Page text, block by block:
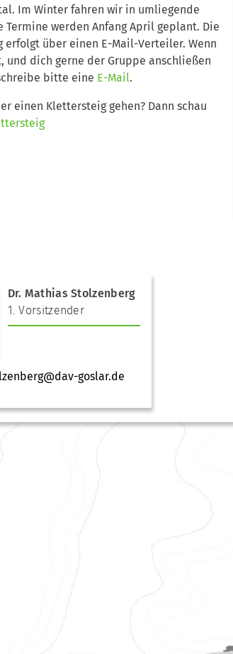
Im Winter fahren wir in umliegende
Termine werden Anfang April geplant. Die
erfolgt über einen E-Mail-Verteiler. Wenn
und dich gerne der Gruppe anschließen
bitte eine E-Mail.
einen Klettersteig gehen? Dann schau
Dr. Mathias Stolzenberg
1. Vorsitzender
goslar.de